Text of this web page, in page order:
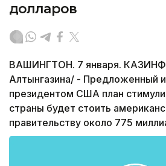
долларов
ВАШИНГТОН. 7 января.
Алтынгазина/ - Предложенный
президентом США план
страны будет стоить
правительству около 775